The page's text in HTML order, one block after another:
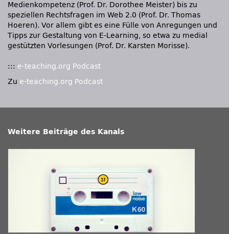
Medienkompetenz (Prof. Dr. Dorothee Meister) bis zu
speziellen Rechtsfragen im Web 2.0 (Prof. Dr. Thomas
Hoeren). Vor allem gibt es eine Fülle von Anregungen und
Tipps zur Gestaltung von E-Learning, so etwa zu medial
gestützten Vorlesungen (Prof. Dr. Karsten Morisse).
::: e-teaching.org Podcast
Zu e-teaching.org Podcast
Weitere Beiträge des Kanals